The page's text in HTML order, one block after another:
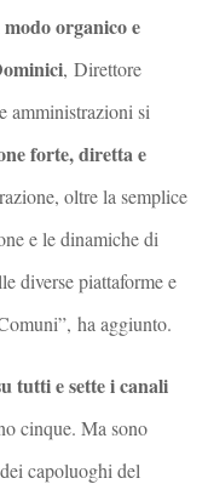
organico e
, Direttore
amministrazioni si
forte, diretta e
oltre la semplice
e le dinamiche di
diverse piattaforme e
ha aggiunto.
tutti e sette i canali
cinque. Ma sono
capoluoghi del